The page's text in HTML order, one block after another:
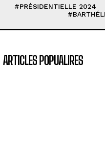
#PRÉSIDENTIELLE 2024
ARTICLES POPUALIRES